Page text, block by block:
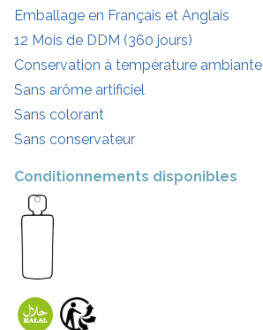
Emballage en Français et Anglais
12 Mois de DDM (360 jours)
Conservation à température ambiante
Sans arôme artificiel
Sans colorant
Sans conservateur
Conditionnements disponibles